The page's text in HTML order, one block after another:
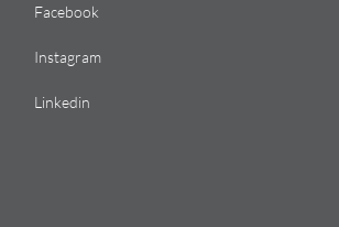
Facebook
Instagram
Linkedin